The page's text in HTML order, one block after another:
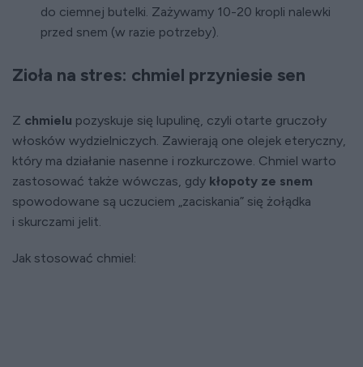
do ciemnej butelki. Zażywamy 10-20 kropli nalewki
przed snem (w razie potrzeby).
Zioła na stres: chmiel przyniesie sen
Z chmielu pozyskuje się lupulinę, czyli otarte gruczoły
włosków wydzielniczych. Zawierają one olejek eteryczny,
który ma działanie nasenne i rozkurczowe. Chmiel warto
zastosować także wówczas, gdy kłopoty ze snem
spowodowane są uczuciem „zaciskania” się żołądka
i skurczami jelit.
Jak stosować chmiel: